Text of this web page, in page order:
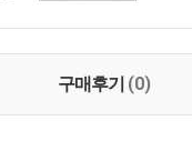
구매후기 (0)